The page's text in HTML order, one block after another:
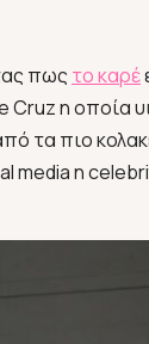
πως το καρέ
Cruz η οποία
τα πιο
η